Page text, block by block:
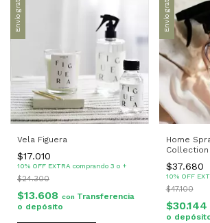
Envío gratis
Vela Figuera
$17.010
10% OFF EXTRA comprando 3 o +
$24.300
$13.608 con Transferencia
o depósito
Envío gratis
Home
Collection
$37.680
10% OFF
$47.100
$30.144
o